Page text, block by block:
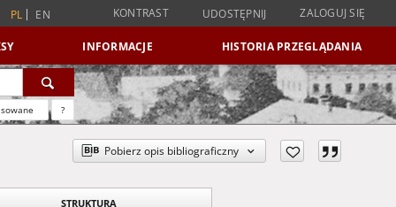
PL EN KONTRAST UDOSTĘPNIJ ZALOGUJ SIĘ
INFORMACJE HISTORIA PRZEGLĄDANIA
?
Pobierz opis bibliograficzny
STRUKTURA